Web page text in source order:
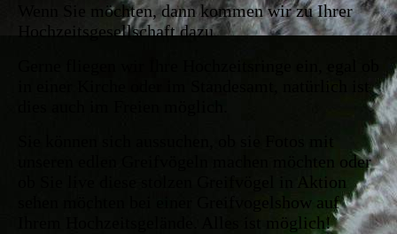
Wenn Sie möchten, dann kommen wir zu Ihrer
Hochzeitsgesellschaft dazu.
unseren edlen Greifvögeln machen möchten oder
ob Sie live diese stolzen Greifvögel in Aktion
sehen möchten bei einer Greifvogelshow auf
Ihrem Hochzeitsgelände. Alles ist möglich!